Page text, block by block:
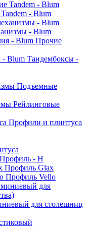
- Blum
- Blum
Прочие
Тандембоксы -
Подъемные
Рейлинговые
Профили и плинтуса
Профиль - H
Профиль Glax
Профиль Vello
для столешниц